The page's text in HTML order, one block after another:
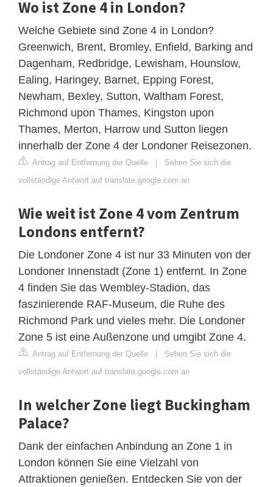
Wo ist Zone 4 in London?
Welche Gebiete sind Zone 4 in London?
Greenwich, Brent, Bromley, Enfield, Barking and
Dagenham, Redbridge, Lewisham, Hounslow,
Ealing, Haringey, Barnet, Epping Forest,
Newham, Bexley, Sutton, Waltham Forest,
Richmond upon Thames, Kingston upon
Thames, Merton, Harrow und Sutton liegen
innerhalb der Zone 4 der Londoner Reisezonen.
Antrag auf Entfernung der Quelle | Sehen Sie sich die
vollständige Antwort auf translate.google.com an
Wie weit ist Zone 4 vom Zentrum
Londons entfernt?
Die Londoner Zone 4 ist nur 33 Minuten von der
Londoner Innenstadt (Zone 1) entfernt. In Zone
4 finden Sie das Wembley-Stadion, das
faszinierende RAF-Museum, die Ruhe des
Richmond Park und vieles mehr. Die Londoner
Zone 5 ist eine Außenzone und umgibt Zone 4.
Antrag auf Entfernung der Quelle | Sehen Sie sich die
vollständige Antwort auf translate.google.com an
In welcher Zone liegt Buckingham
Palace?
Dank der einfachen Anbindung an Zone 1 in
London können Sie eine Vielzahl von
Attraktionen genießen. Entdecken Sie von der